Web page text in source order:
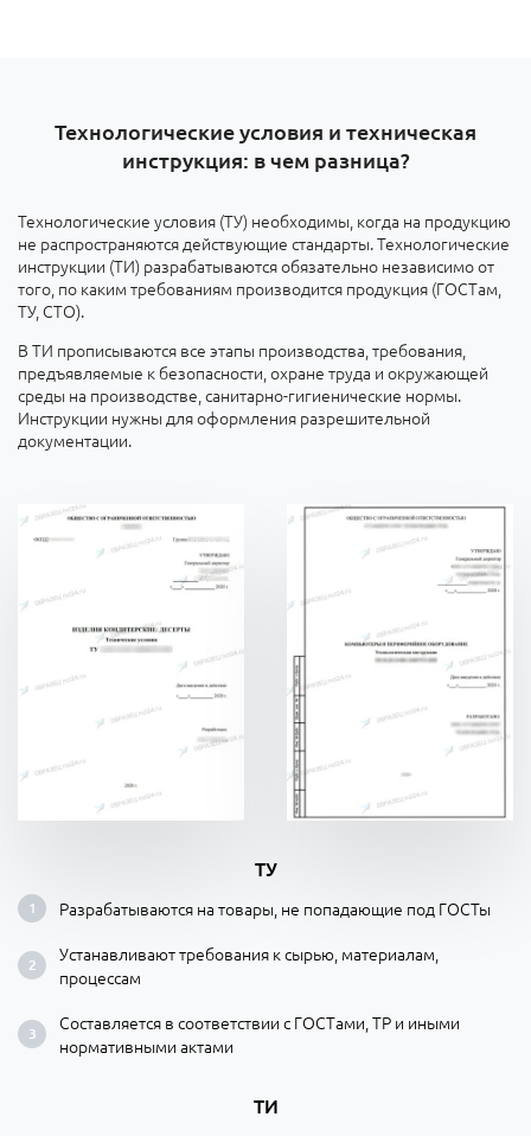
Технологические условия и техническая
инструкция: в чем разница?
Технологические условия (ТУ) необходимы, когда на продукцию
не распространяются действующие стандарты. Технологические
инструкции (ТИ) разрабатываются обязательно независимо от
того, по каким требованиям производится продукция (ГОСТам,
ТУ, СТО).
В ТИ прописываются все этапы производства, требования,
предъявляемые к безопасности, охране труда и окружающей
среды на производстве, санитарно-гигиенические нормы.
Инструкции нужны для оформления разрешительной
документации.
ТУ
Разрабатываются на товары, не попадающие под ГОСТы
Устанавливают требования к сырью, материалам,
процессам
Составляется в соответствии с ГОСТами, ТР и иными
нормативными актами
ТИ